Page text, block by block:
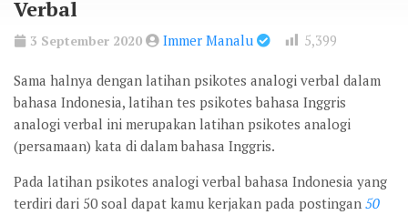
Verbal
3 September 2020 Immer Manalu 5,399
Sama halnya dengan latihan psikotes analogi verbal dalam
bahasa Indonesia, latihan tes psikotes bahasa Inggris
analogi verbal ini merupakan latihan psikotes analogi
(persamaan) kata di dalam bahasa Inggris.
Pada latihan psikotes analogi verbal bahasa Indonesia yang
terdiri dari 50 soal dapat kamu kerjakan pada postingan 50